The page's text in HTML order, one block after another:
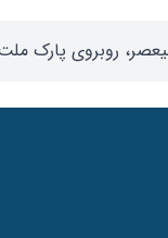
روبروی پارک ملت،